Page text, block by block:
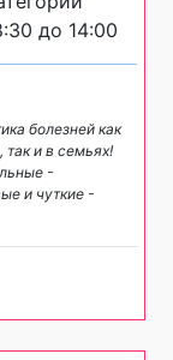
до 14:00
болезней как
так и в семьях!
-
и чуткие -